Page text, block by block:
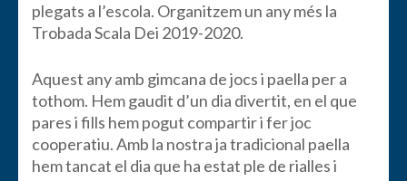
plegats a l’escola. Organitzem un any més la
Trobada Scala Dei 2019-2020.
Aquest any amb gimcana de jocs i paella per a
tothom. Hem gaudit d’un dia divertit, en el que
pares i fills hem pogut compartir i fer joc
cooperatiu. Amb la nostra ja tradicional paella
hem tancat el dia que ha estat ple de rialles i